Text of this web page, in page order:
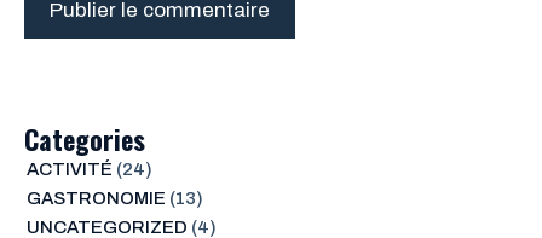
Categories
ACTIVITÉ (24)
GASTRONOMIE (13)
UNCATEGORIZED (4)